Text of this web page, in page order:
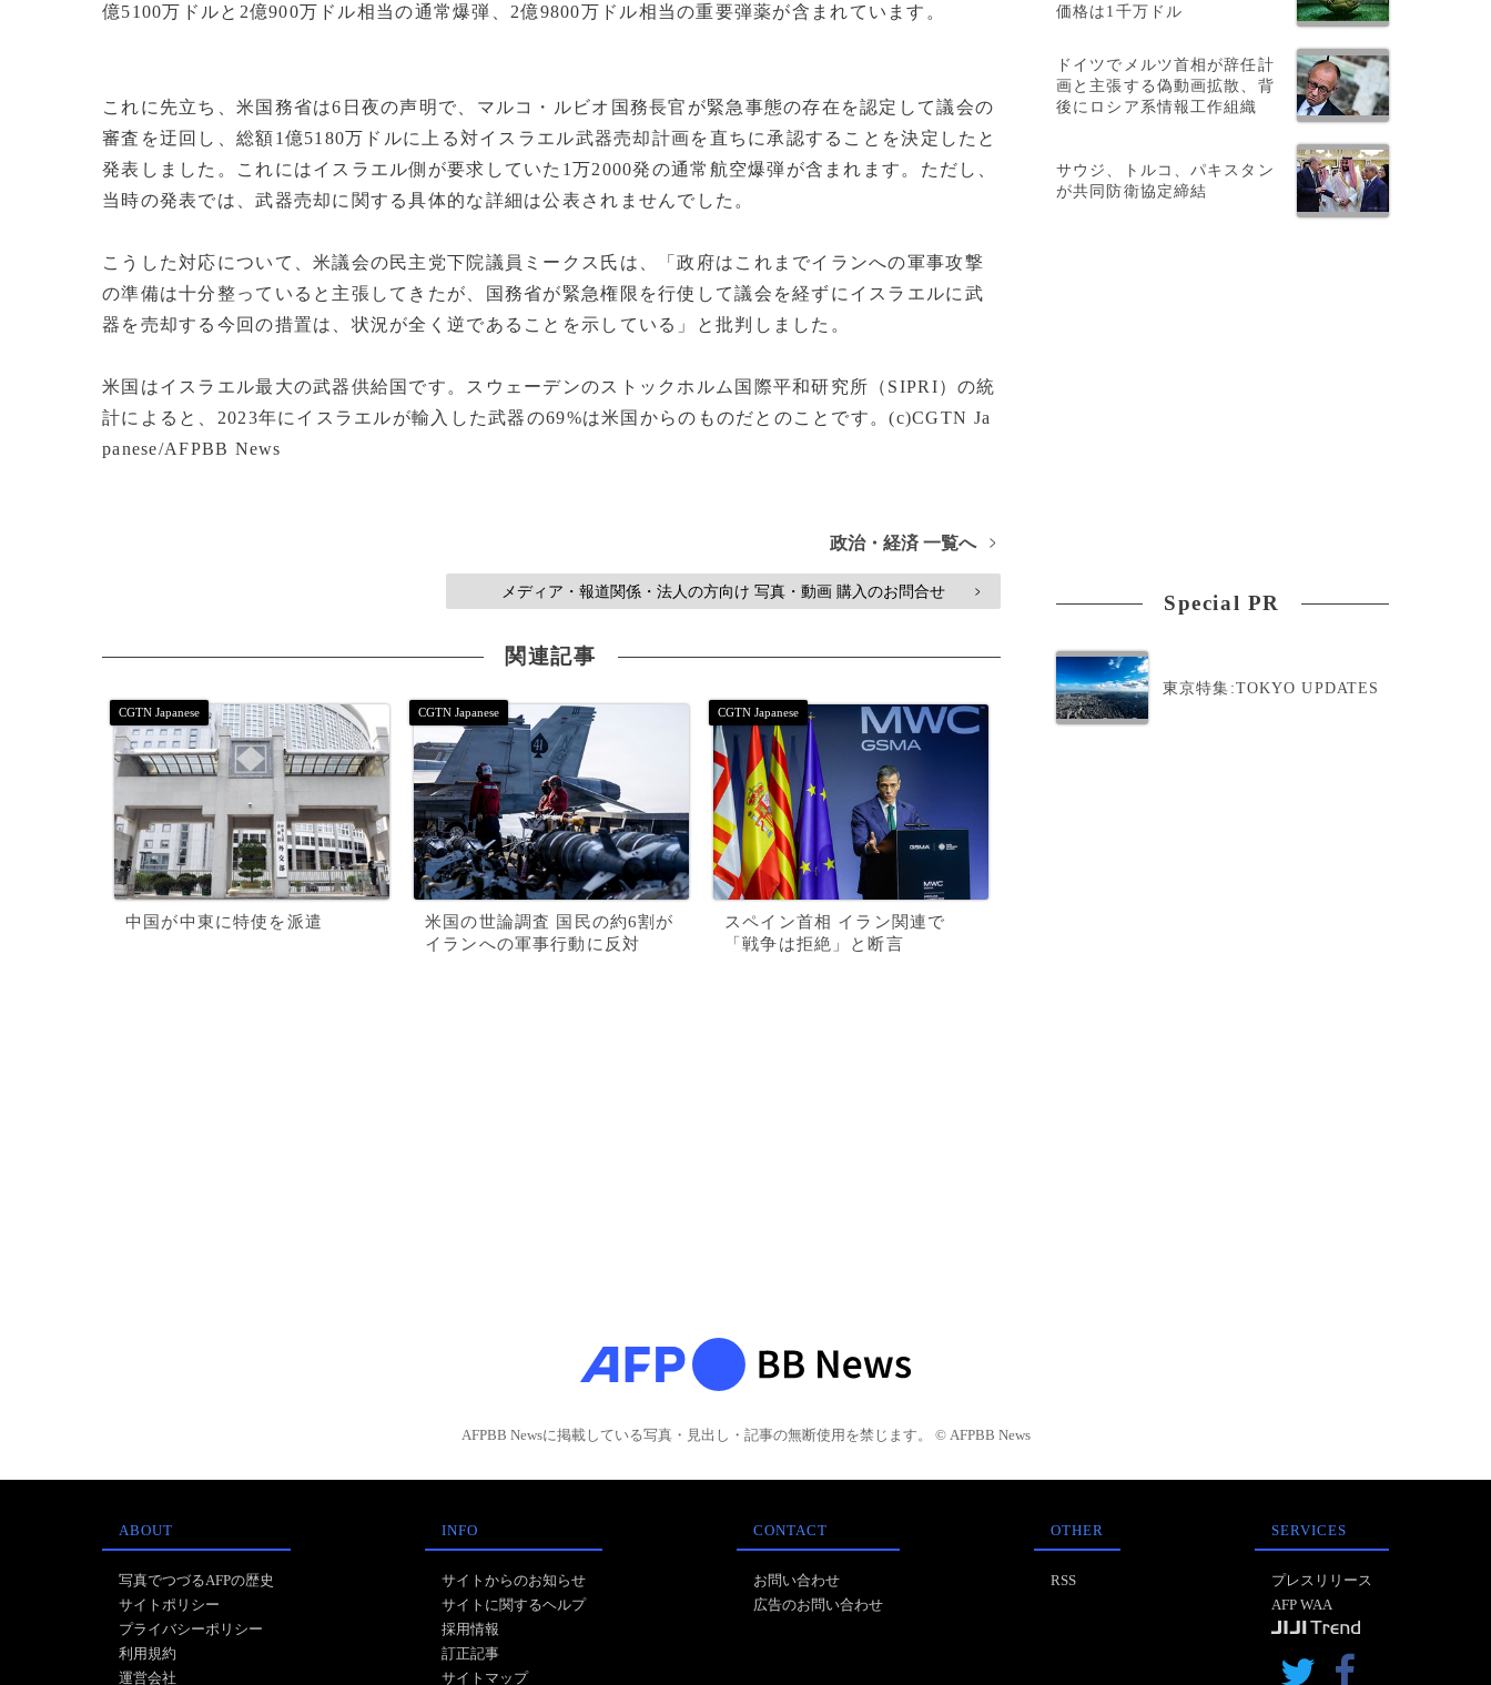
億5100万ドルと2億900万ドル相当の通常爆弾、2億9800万ドル相当の重要弾薬が含まれています。
これに先立ち、米国務省は6日夜の声明で、マルコ・ルビオ国務長官が緊急事態の存在を認定して議会の
審査を迂回し、総額1億5180万ドルに上る対イスラエル武器売却計画を直ちに承認することを決定したと
発表しました。これにはイスラエル側が要求していた1万2000発の通常航空爆弾が含まれます。ただし、
当時の発表では、武器売却に関する具体的な詳細は公表されませんでした。
こうした対応について、米議会の民主党下院議員ミークス氏は、「政府はこれまでイランへの軍事攻撃
の準備は十分整っていると主張してきたが、国務省が緊急権限を行使して議会を経ずにイスラエルに武
器を売却する今回の措置は、状況が全く逆であることを示している」と批判しました。
米国はイスラエル最大の武器供給国です。スウェーデンのストックホルム国際平和研究所（SIPRI）の統
計によると、2023年にイスラエルが輸入した武器の69%は米国からのものだとのことです。(c)CGTN Ja
panese/AFPBB News
政治・経済 一覧へ >
メディア・報道関係・法人の方向け 写真・動画 購入のお問合せ >
関連記事
中国が中東に特使を派遣
米国の世論調査 国民の約6割が
イランへの軍事行動に反対
スペイン首相 イラン関連で
「戦争は拒絶」と断言
価格は1千万ドル
ドイツでメルツ首相が辞任計
画と主張する偽動画拡散、背
後にロシア系情報工作組織
サウジ、トルコ、パキスタン
が共同防衛協定締結
Special PR
東京特集:TOKYO UPDATES
AFPBB Newsに掲載している写真・見出し・記事の無断使用を禁じます。 © AFPBB News
ABOUT
写真でつづるAFPの歴史
サイトポリシー
プライバシーポリシー
利用規約
運営会社
INFO
サイトからのお知らせ
サイトに関するヘルプ
採用情報
訂正記事
サイトマップ
CONTACT
お問い合わせ
広告のお問い合わせ
OTHER
RSS
SERVICES
プレスリリース
AFP WAA